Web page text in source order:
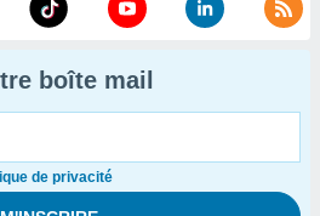
boîte mail
de privacité